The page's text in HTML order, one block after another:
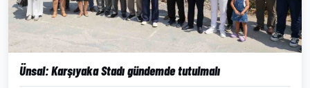
Ünsal: Karşıyaka Stadı gündemde tutulmalı